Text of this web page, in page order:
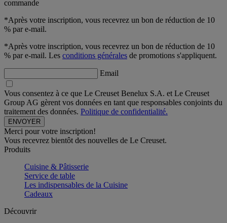
commande
*Après votre inscription, vous recevrez un bon de réduction de 10
% par e-mail.
*Après votre inscription, vous recevrez un bon de réduction de 10
% par e-mail. Les conditions générales de promotions s'appliquent.
Email
Vous consentez à ce que Le Creuset Benelux S.A. et Le Creuset
Group AG gèrent vos données en tant que responsables conjoints du
traitement des données. Politique de confidentialité.
Merci pour votre inscription!
Vous recevrez bientôt des nouvelles de Le Creuset.
Produits
Cuisine & Pâtisserie
Service de table
Les indispensables de la Cuisine
Cadeaux
Découvrir